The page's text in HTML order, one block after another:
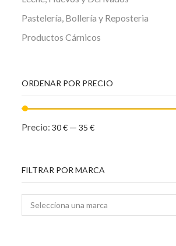
Pastelería, Bollería y Reposteria
Productos Cárnicos
ORDENAR POR PRECIO
Precio: 30 € — 35 €
FILTRAR POR MARCA